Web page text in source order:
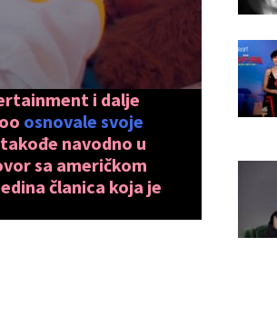
i dalje
osnovale svoje
navodno u
sa američkom
članica koja je